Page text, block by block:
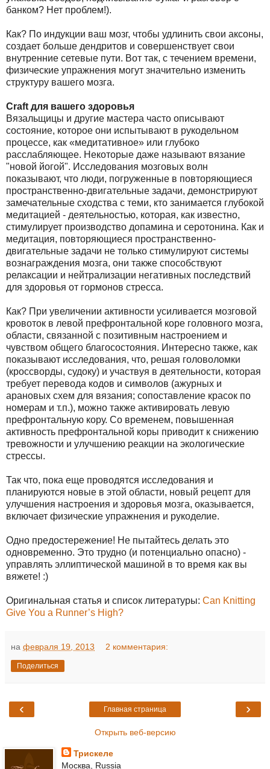
банком? Нет проблем!).
Как? По индукции ваш мозг, чтобы удлинить свои аксоны,
создает больше дендритов и совершенствует свои
внутренние сетевые пути. Вот так, с течением времени,
физические упражнения могут значительно изменить
структуру вашего мозга.
Craft для вашего здоровья
Вязальщицы и другие мастера часто описывают
состояние, которое они испытывают в рукодельном
процессе, как «медитативное» или глубоко
расслабляющее. Некоторые даже называют вязание
"новой йогой". Исследования мозговых волн
показывают, что люди, погруженные в повторяющиеся
пространственно-двигательные задачи, демонстрируют
замечательные сходства с теми, кто занимается глубокой
медитацией - деятельностью, которая, как известно,
стимулирует производство допамина и серотонина. Как и
медитация, повторяющиеся пространственно-
двигательные задачи не только стимулируют системы
вознаграждения мозга, они также способствуют
релаксации и нейтрализации негативных последствий
для здоровья от гормонов стресса.
Как? При увеличении активности усиливается мозговой
кровоток в левой префронтальной коре головного мозга,
области, связанной с позитивным настроением и
чувством общего благосостояния. Интересно также, как
показывают исследования, что, решая головоломки
(кроссворды, судоку) и участвуя в деятельности, которая
требует перевода кодов и символов (ажурных и
арановых схем для вязания; сопоставление красок по
номерам и т.п.), можно также активировать левую
префронтальную кору. Со временем, повышенная
активность префронтальной коры приводит к снижению
тревожности и улучшению реакции на экологические
стрессы.
Так что, пока еще проводятся исследования и
планируются новые в этой области, новый рецепт для
улучшения настроения и здоровья мозга, оказывается,
включает физические упражнения и рукоделие.
Одно предостережение! Не пытайтесь делать это
одновременно. Это трудно (и потенциально опасно) -
управлять эллиптической машиной в то время как вы
вяжете! :)
Оригинальная статья и список литературы: Can Knitting
Give You a Runner’s High?
на февраля 19, 2013 2 комментария:
Поделиться
‹ ›
Главная страница
Открыть веб-версию
Трискеле
Москва, Russia